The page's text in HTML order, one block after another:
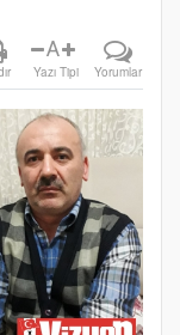
A
Yazı Tipi Yorumlar